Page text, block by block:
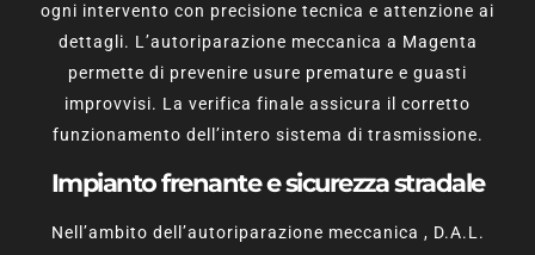
ogni intervento con precisione tecnica e attenzione ai
dettagli. L’autoriparazione meccanica a Magenta
permette di prevenire usure premature e guasti
improvvisi. La verifica finale assicura il corretto
funzionamento dell’intero sistema di trasmissione.
Impianto frenante e sicurezza stradale
Nell’ambito dell’autoriparazione meccanica , D.A.L.